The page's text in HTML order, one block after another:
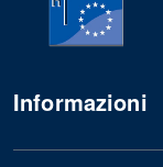
Informazioni